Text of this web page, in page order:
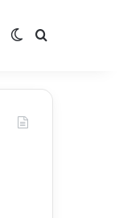
Dış görünümü
Arama yap